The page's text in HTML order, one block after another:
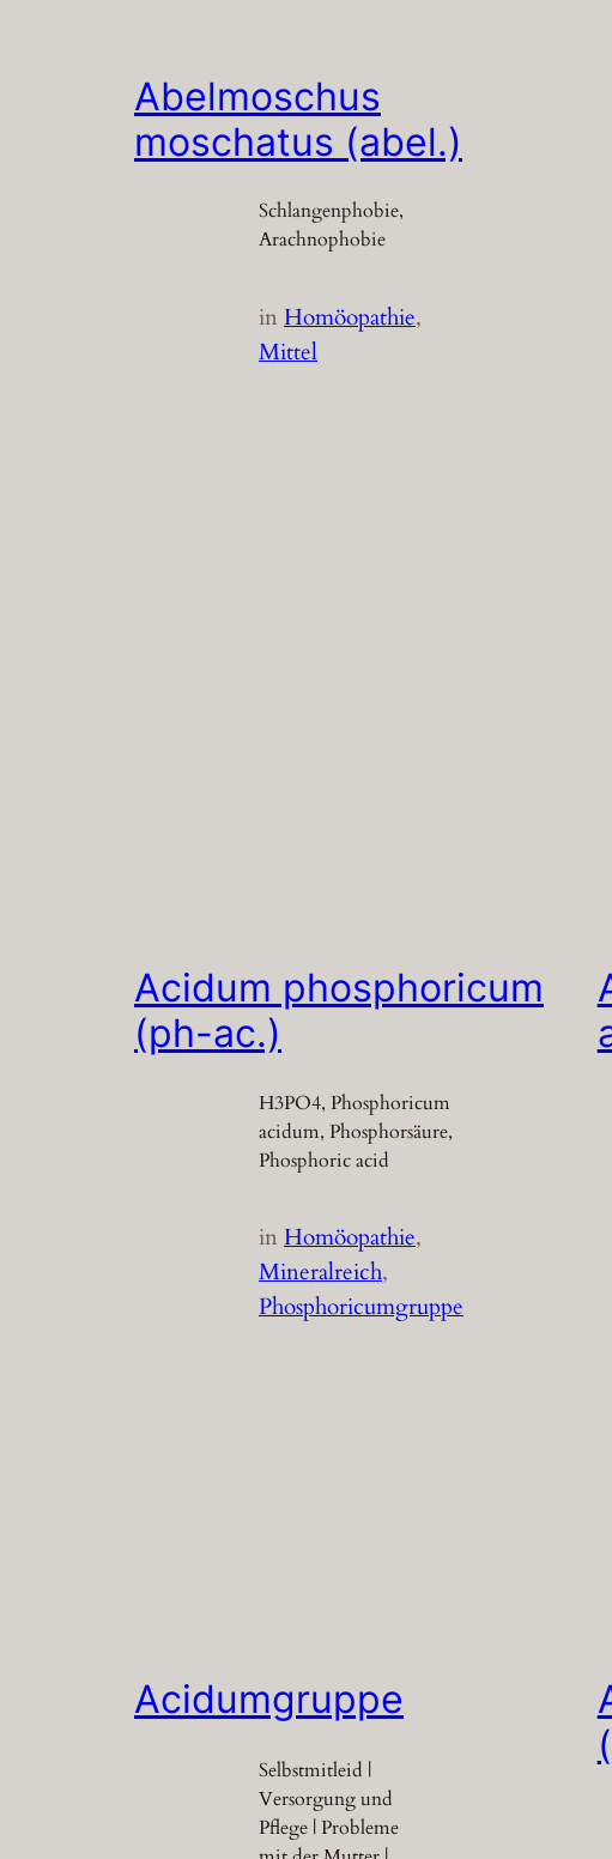
Abelmoschus
moschatus (abel.)
Schlangenphobie,
Arachnophobie
inHomöopathie
Mittel
Acidum phosphoricum
(ph-ac.)
H3PO4, Phosphoricum
acidum, Phosphorsäure,
Phosphoric acid
inHomöopathie
Mineralreich
Phosphoricumgruppe
Acidumgruppe
Selbstmitleid |
Versorgung und
Pflege | Probleme